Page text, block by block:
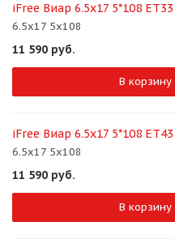
iFree Виар 6.5x17 5*108
6.5x17 5x108
11 590 руб.
В корзину
iFree Виар 6.5x17 5*108
6.5x17 5x108
11 590 руб.
В корзину